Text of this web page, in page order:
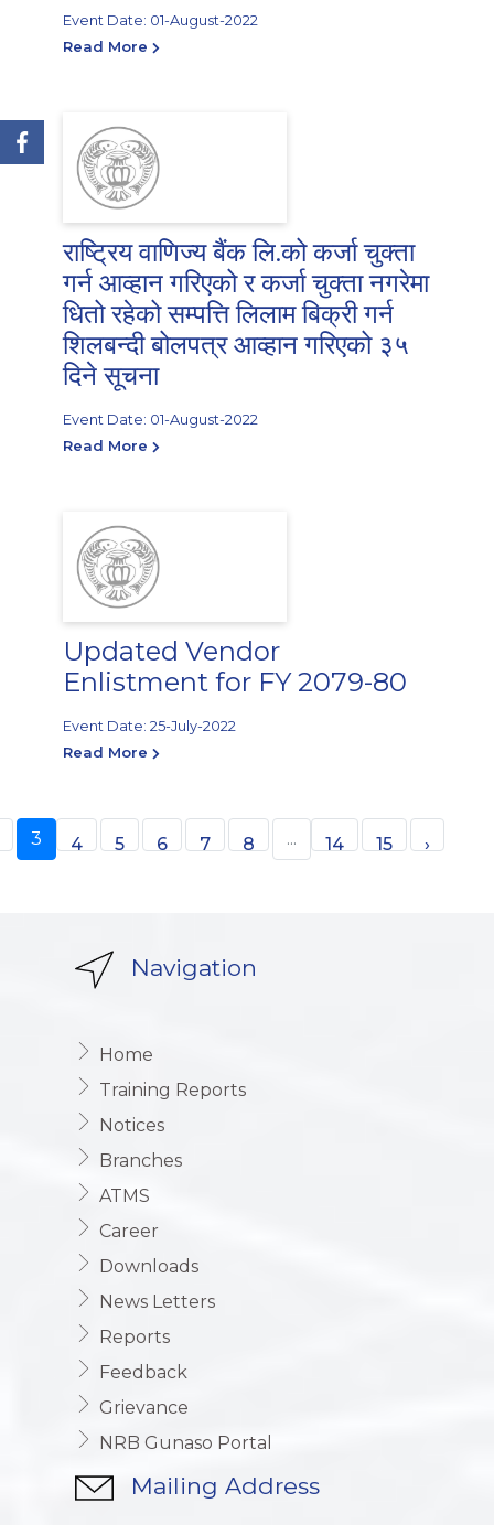
Event Date: 01-August-2022
Read More
राष्ट्रिय वाणिज्य बैंक लि.को कर्जा चुक्ता
गर्न आव्हान गरिएको र कर्जा चुक्ता नगरेमा
धितो रहेको सम्पत्ति लिलाम बिक्री गर्न
शिलबन्दी बोलपत्र आव्हान गरिएको ३५
दिने सूचना
Event Date: 01-August-2022
Read More
Updated Vendor
Enlistment for FY 2079-80
Event Date: 25-July-2022
Read More
3 4 5 6 7 8 ... 14 15 ›
Navigation
Home
Training Reports
Notices
Branches
ATMS
Career
Downloads
News Letters
Reports
Feedback
Grievance
NRB Gunaso Portal
Mailing Address